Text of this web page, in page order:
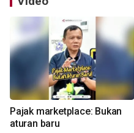
Pajak marketplace: Bukan
aturan baru